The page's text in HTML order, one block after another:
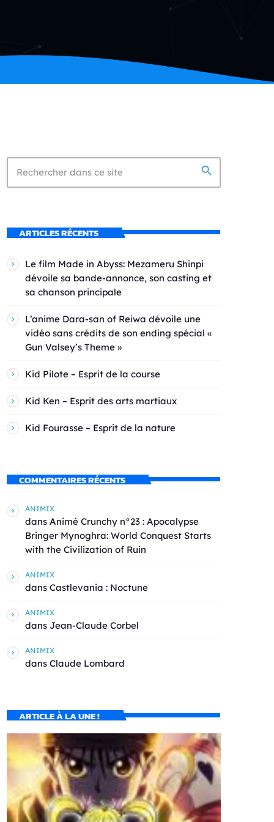
search
ARTICLES RÉCENTS
Le film Made in Abyss: Mezameru Shinpi
dévoile sa bande-annonce, son casting et
sa chanson principale
L’anime Dara-san of Reiwa dévoile une
vidéo sans crédits de son ending spécial «
Gun Valsey’s Theme »
Kid Pilote – Esprit de la course
Kid Ken – Esprit des arts martiaux
Kid Fourasse – Esprit de la nature
COMMENTAIRES RÉCENTS
ANIMIX
dans Animé Crunchy n°23 : Apocalypse
Bringer Mynoghra: World Conquest Starts
with the Civilization of Ruin
ANIMIX
dans Castlevania : Noctune
ANIMIX
dans Jean-Claude Corbel
ANIMIX
dans Claude Lombard
ARTICLE À LA UNE !